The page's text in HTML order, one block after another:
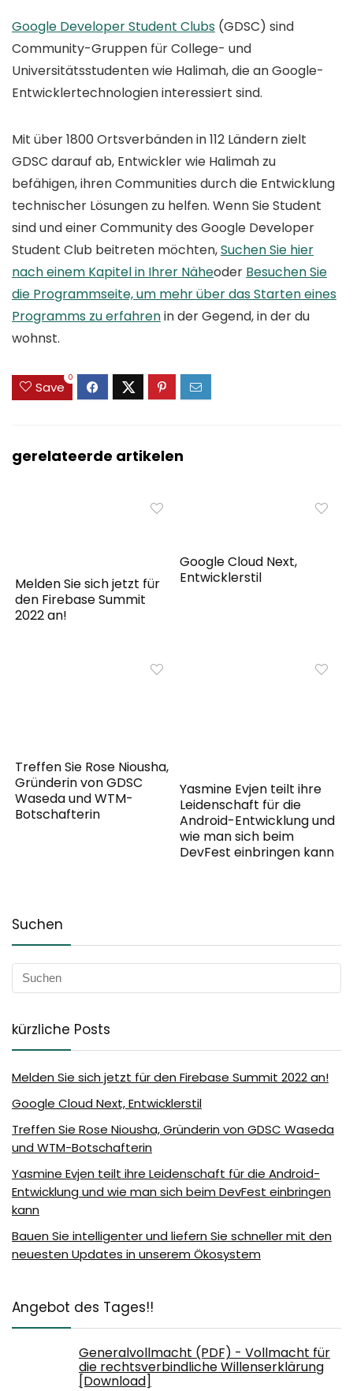
Google Developer Student Clubs (GDSC) sind
Community-Gruppen für College- und
Universitätsstudenten wie Halimah, die an Google-
Entwicklertechnologien interessiert sind.
Mit über 1800 Ortsverbänden in 112 Ländern zielt
GDSC darauf ab, Entwickler wie Halimah zu
befähigen, ihren Communities durch die Entwicklung
technischer Lösungen zu helfen. Wenn Sie Student
sind und einer Community des Google Developer
Student Club beitreten möchten,Suchen Sie hier
nach einem Kapitel in Ihrer Näheoder Besuchen Sie
die Programmseite, um mehr über das Starten eines
Programms zu erfahrenin der Gegend, in der du
wohnst.
Save
0
gerelateerde artikelen
Melden Sie sich jetzt für
den Firebase Summit
2022 an!
Google Cloud Next,
Entwicklerstil
Treffen Sie Rose Niousha,
Gründerin von GDSC
Waseda und WTM-
Botschafterin
Yasmine Evjen teilt ihre
Leidenschaft für die
Android-Entwicklung und
wie man sich beim
DevFest einbringen kann
Suchen
kürzliche Posts
Melden Sie sich jetzt für den Firebase Summit 2022 an!
Google Cloud Next, Entwicklerstil
Treffen Sie Rose Niousha, Gründerin von GDSC Waseda
und WTM-Botschafterin
Yasmine Evjen teilt ihre Leidenschaft für die Android-
Entwicklung und wie man sich beim DevFest einbringen
kann
Bauen Sie intelligenter und liefern Sie schneller mit den
neuesten Updates in unserem Ökosystem
Angebot des Tages!!
Generalvollmacht (PDF) - Vollmacht für
die rechtsverbindliche Willenserklärung
[Download]